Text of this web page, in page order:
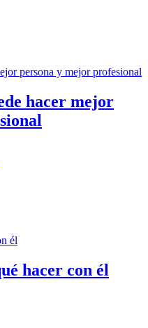
hacer mejor
hacer con él